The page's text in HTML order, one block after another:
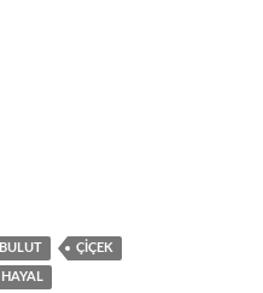
BULUT ÇIÇEK
HAYAL